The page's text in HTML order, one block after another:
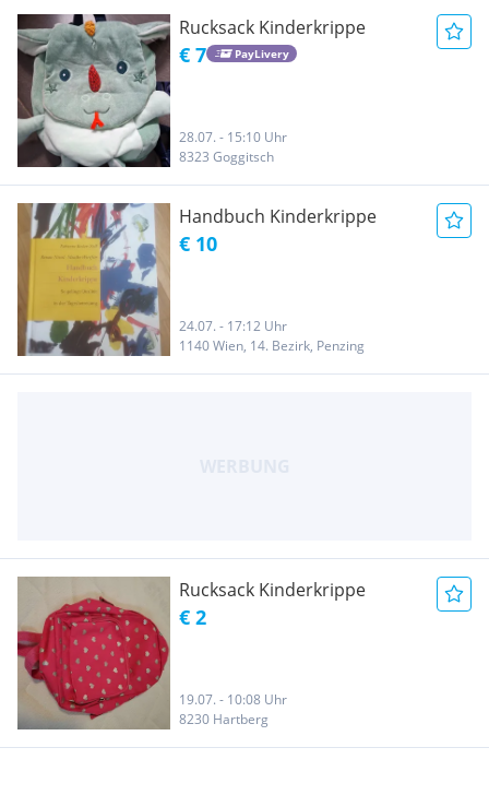
Rucksack Kinderkrippe
€ 7 PayLivery
28.07. - 15:10 Uhr
8323 Goggitsch
Handbuch Kinderkrippe
€ 10
24.07. - 17:12 Uhr
1140 Wien, 14. Bezirk, Penzing
Rucksack Kinderkrippe
€ 2
19.07. - 10:08 Uhr
8230 Hartberg